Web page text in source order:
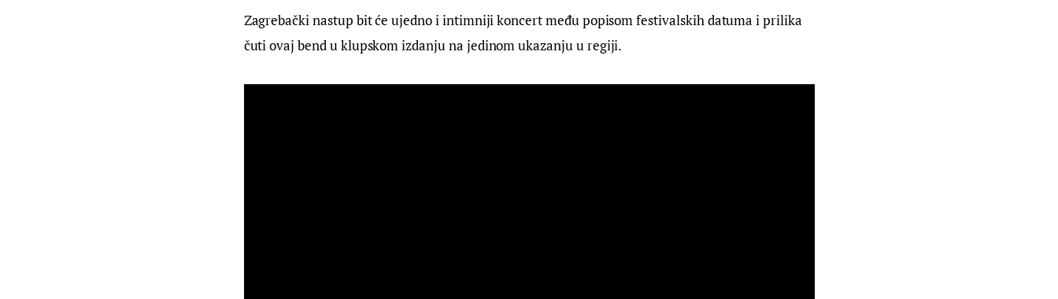
Zagrebački nastup bit će ujedno i intimniji koncert među popisom festivalskih datuma i prilika
čuti ovaj bend u klupskom izdanju na jedinom ukazanju u regiji.